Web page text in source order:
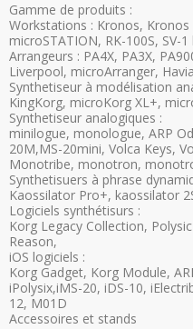
Gamme de produits :
Workstations : Kronos,
microSTATION, RK-100S,
Arrangeurs : PA4X, PA3X,
Liverpool, microArranger,
Synthetiseur à modélisation
KingKorg, microKorg XL+,
Synthetiseur analogiques :
minilogue, monologue, ARP
20M,MS-20mini, Volca Keys,
Monotribe, monotron,
Synthetisuers à phrase
Kaossilator Pro+, kaossilator
Logiciels synthétisurs :
Korg Legacy Collection,
Reason,
iOS logiciels :
Korg Gadget, Korg Module,
iPolysix,iMS-20, iDS-10,
12, M01D
Accessoires et stands